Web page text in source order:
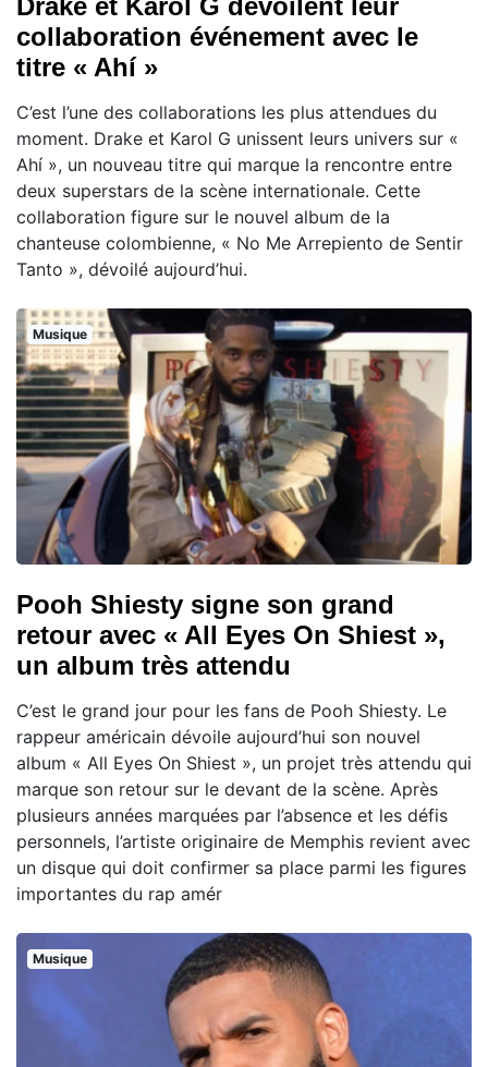
collaboration événement avec le
titre « Ahí »
C’est l’une des collaborations les plus attendues du
moment. Drake et Karol G unissent leurs univers sur «
Ahí », un nouveau titre qui marque la rencontre entre
deux superstars de la scène internationale. Cette
collaboration figure sur le nouvel album de la
chanteuse colombienne, « No Me Arrepiento de Sentir
Tanto », dévoilé aujourd’hui.
Musique
Pooh Shiesty signe son grand
retour avec « All Eyes On Shiest »,
un album très attendu
C’est le grand jour pour les fans de Pooh Shiesty. Le
rappeur américain dévoile aujourd’hui son nouvel
album « All Eyes On Shiest », un projet très attendu qui
marque son retour sur le devant de la scène. Après
plusieurs années marquées par l’absence et les défis
personnels, l’artiste originaire de Memphis revient avec
un disque qui doit confirmer sa place parmi les figures
importantes du rap amér
Musique